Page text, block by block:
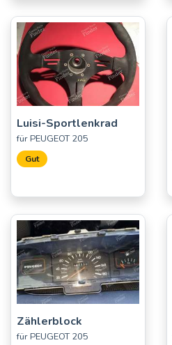
Luisi-Sportlenkrad
für PEUGEOT 205
Gut
Zählerblock
für PEUGEOT 205